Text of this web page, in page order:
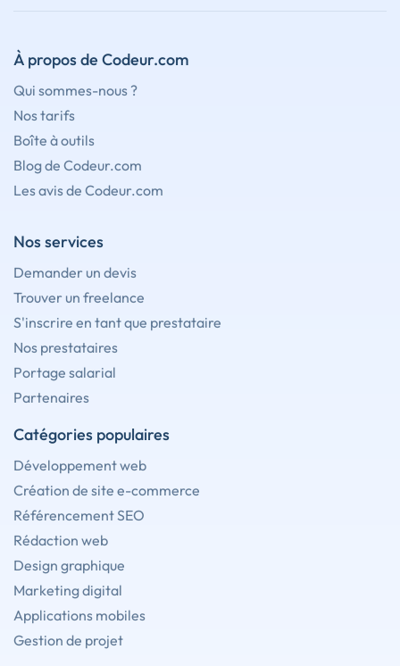
À propos de Codeur.com
Qui sommes-nous ?
Nos tarifs
Boîte à outils
Blog de Codeur.com
Les avis de Codeur.com
Nos services
Demander un devis
Trouver un freelance
S'inscrire en tant que prestataire
Nos prestataires
Portage salarial
Partenaires
Catégories populaires
Développement web
Création de site e-commerce
Référencement SEO
Rédaction web
Design graphique
Marketing digital
Applications mobiles
Gestion de projet